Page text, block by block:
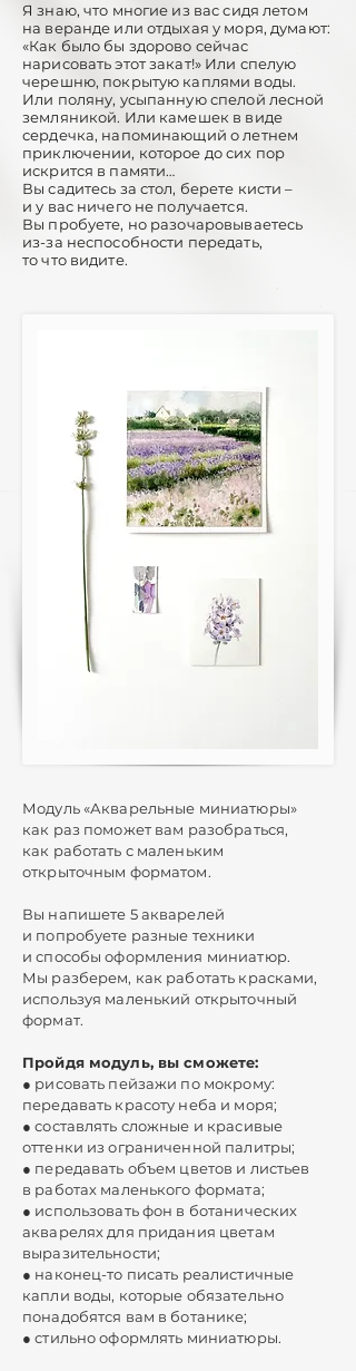
Я знаю, что многие из вас сидя летом
на веранде или отдыхая у моря, думают:
«Как было бы здорово сейчас
нарисовать этот закат!» Или спелую
черешню, покрытую каплями воды.
Или поляну, усыпанную спелой лесной
земляникой. Или камешек в виде
сердечка, напоминающий о летнем
приключении, которое до сих пор
искрится в памяти…
Вы садитесь за стол, берете кисти –
и у вас ничего не получается.
Вы пробуете, но разочаровываетесь
из-за неспособности передать,
то что видите.
Модуль «Акварельные миниатюры»
как раз поможет вам разобраться,
как работать с маленьким
открыточным форматом.
Вы напишете 5 акварелей
и попробуете разные техники
и способы оформления миниатюр.
Мы разберем, как работать красками,
используя маленький открыточный
формат.
Пройдя модуль, вы сможете:
● рисовать пейзажи по мокрому:
передавать красоту неба и моря;
● составлять сложные и красивые
оттенки из ограниченной палитры;
● передавать объем цветов и листьев
в работах маленького формата;
● использовать фон в ботанических
акварелях для придания цветам
выразительности;
● наконец-то писать реалистичные
капли воды, которые обязательно
понадобятся вам в ботанике;
● стильно оформлять миниатюры.